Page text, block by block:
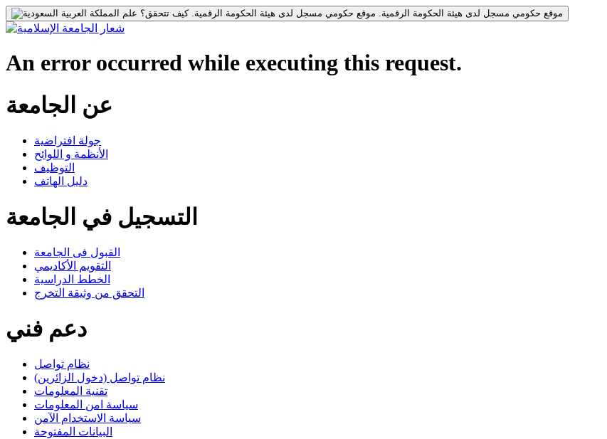
موقع حكومي مسجل لدى هيئة الحكومة الرقمية. موقع حكومي مسجل لدى هيئة الحكومة الرقمية.كيف تتحقق؟
An error occurred while executing this request.
عن الجامعة
جولة افتراضية
الأنظمة و اللوائح
التوظيف
دليل الهاتف
التسجيل في الجامعة
القبول فى الجامعة
التقويم الأكاديمي
الخطط الدراسية
التحقق من وثيقة التخرج
دعم فني
نظام تواصل
نظام تواصل (دخول الزائرين)
تقنية المعلومات
سياسة امن المعلومات
سياسة الاستخدام الآمن
البيانات المفتوحة